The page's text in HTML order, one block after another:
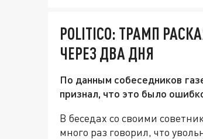
POLITICO: ТРАМП
ЧЕРЕЗ ДВА ДНЯ
По данным собеседников
признал, что это было
В беседах со своими
много раз говорил, что